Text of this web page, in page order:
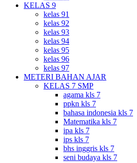
KELAS 9
kelas 91
kelas 92
kelas 93
kelas 94
kelas 95
kelas 96
kelas 97
METERI BAHAN AJAR
KELAS 7 SMP
agama kls 7
ppkn kls 7
bahasa indonesia kls 7
Matematika kls 7
ipa kls 7
ips kls 7
bhs inggris kls 7
seni budaya kls 7